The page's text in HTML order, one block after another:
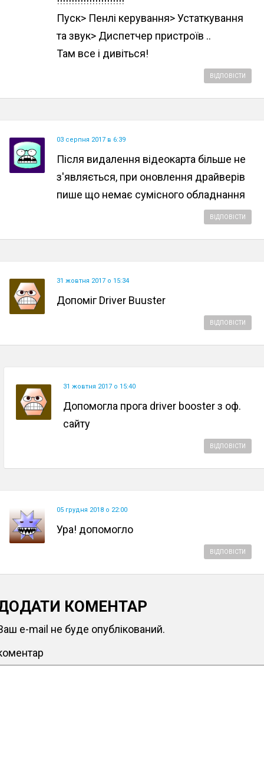
Пуск> Пенлі керування> Устаткування
та звук> Диспетчер пристроїв ..
Там все і дивіться!
ВІДПОВІСТИ
03 серпня 2017 в 6:39
Після видалення відеокарта більше не
з'являється, при оновлення драйверів
пише що немає сумісного обладнання
ВІДПОВІСТИ
31 жовтня 2017 о 15:34
Допоміг Driver Buuster
ВІДПОВІСТИ
31 жовтня 2017 о 15:40
Допомогла прога driver booster з оф.
сайту
ВІДПОВІСТИ
05 грудня 2018 о 22:00
Ура! допомогло
ВІДПОВІСТИ
КОМЕНТАР
e-mail не буде опублікований.